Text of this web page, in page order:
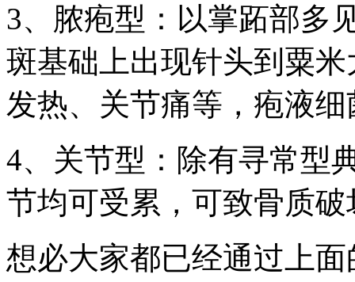
3、脓疱型：以掌跖部多
斑基础上出现针头到粟
发热、关节痛等，疱液
4、关节型：除有寻常型
节均可受累，可致骨质
想必大家都已经通过上